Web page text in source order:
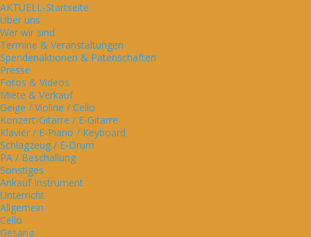
AKTUELL-Startseite
Über uns
Wer wir sind
Termine & Veranstaltungen
Spendenaktionen & Patenschaften
Presse
Fotos & Videos
Miete & Verkauf
Geige / Violine / Cello
Konzert-Gitarre / E-Gitarre
Klavier / E-Piano / Keyboard
Schlagzeug / E-Drum
PA / Beschallung
Sonstiges
Ankauf Instrument
Unterricht
Allgemein
Cello
Gesang